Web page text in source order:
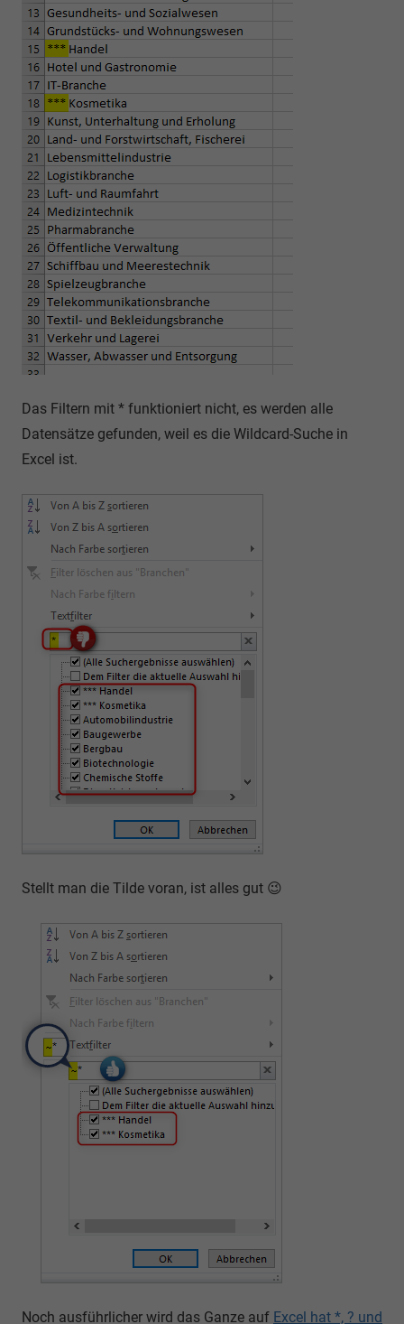
Das Filtern mit * funktioniert nicht, es werden alle
Datensätze gefunden, weil es die Wildcard-Suche in
Excel ist.
Stellt man die Tilde voran, ist alles gut 😉
Noch ausführlicher wird das Ganze auf Excel hat *, ? und